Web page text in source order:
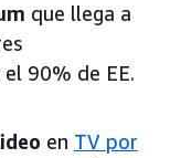
que llega a
90% de EE.
en TV por